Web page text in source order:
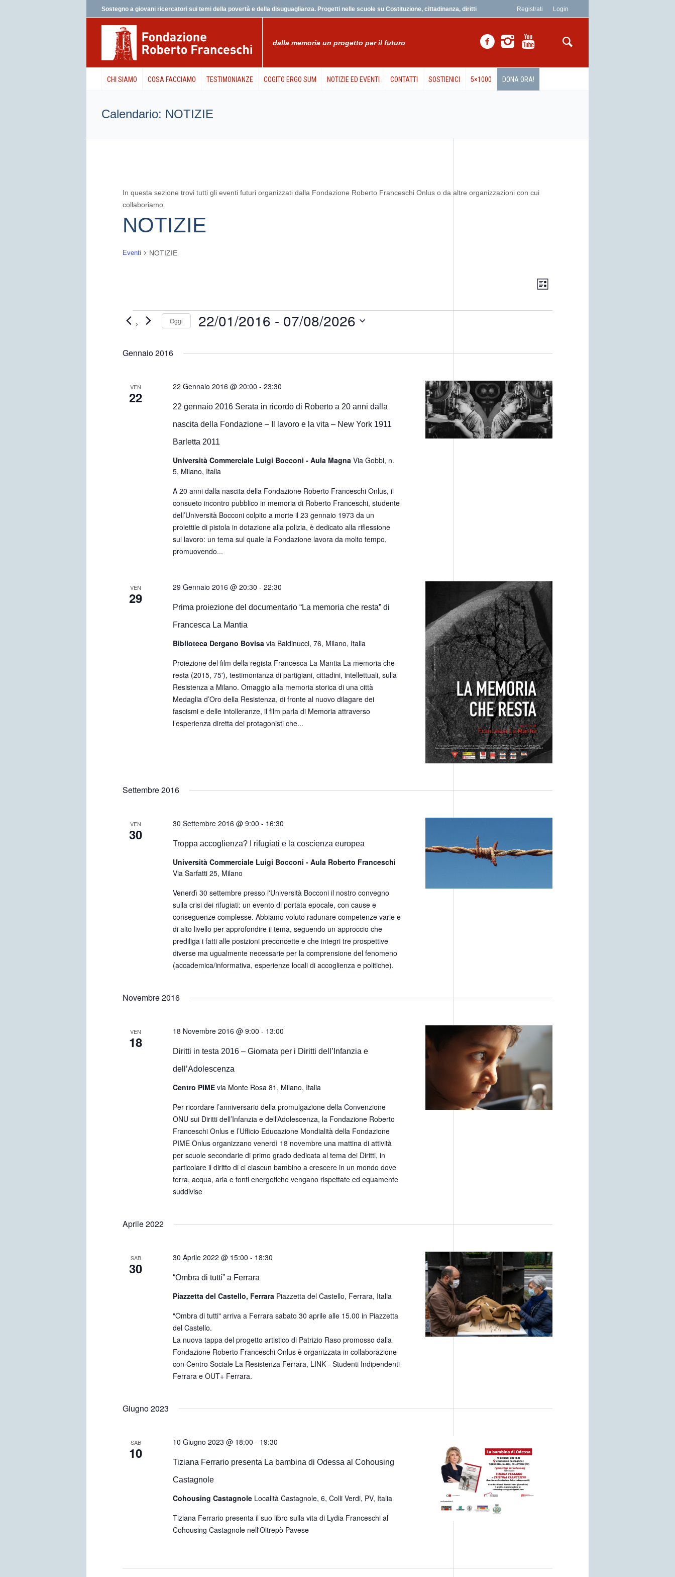
Registrati Login
Sostegno a giovani ricercatori sui temi della povertà e della disuguaglianza. Progetti nelle scuole su Costituzione, cittadinanza, diritti
dalla memoria un progetto per il futuro
CHI SIAMO COSA FACCIAMO TESTIMONIANZE COGITO ERGO SUM NOTIZIE ED EVENTI CONTATTI SOSTIENICI 5×1000 DONA ORA!
Calendario: NOTIZIE
In questa sezione trovi tutti gli eventi futuri organizzati dalla Fondazione Roberto Franceschi Onlus o da altre organizzazioni con cui
collaboriamo.
NOTIZIE
Eventi NOTIZIE
VisteEvento
Navigazione
Lista
Eventi Oggi 22/01/2016 - 07/08/2026
data.
Gennaio 2016
VEN
22
22 gennaio 2016 Serata in ricordo di Roberto a 20 anni dalla
nascita della Fondazione – Il lavoro e la vita – New York 1911
Barletta 2011
22 Gennaio 2016 @ 20:00 -23:30
Università Commerciale Luigi Bocconi - Aula MagnaVia Gobbi, n.
5, Milano, Italia
A 20 anni dalla nascita della Fondazione Roberto Franceschi Onlus, il
consueto incontro pubblico in memoria di Roberto Franceschi, studente
dell’Università Bocconi colpito a morte il 23 gennaio 1973 da un
proiettile di pistola in dotazione alla polizia, è dedicato alla riflessione
sul lavoro: un tema sul quale la Fondazione lavora da molto tempo,
promuovendo...
VEN
29
Prima proiezione del documentario “La memoria che resta” di
Francesca La Mantia
29 Gennaio 2016 @ 20:30 -22:30
Biblioteca Dergano Bovisavia Baldinucci, 76, Milano, Italia
Proiezione del film della regista Francesca La Mantia La memoria che
resta (2015, 75'), testimonianza di partigiani, cittadini, intellettuali, sulla
Resistenza a Milano. Omaggio alla memoria storica di una città
Medaglia d’Oro della Resistenza, di fronte al nuovo dilagare dei
fascismi e delle intolleranze, il film parla di Memoria attraverso
l’esperienza diretta dei protagonisti che...
Settembre 2016
VEN
30
Troppa accoglienza? I rifugiati e la coscienza europea
30 Settembre 2016 @ 9:00 - 16:30
Università Commerciale Luigi Bocconi - Aula Roberto Franceschi
Via Sarfatti 25, Milano
Venerdì 30 settembre presso l'Università Bocconi il nostro convegno
sulla crisi dei rifugiati: un evento di portata epocale, con cause e
conseguenze complesse. Abbiamo voluto radunare competenze varie e
di alto livello per approfondire il tema, seguendo un approccio che
prediliga i fatti alle posizioni preconcette e che integri tre prospettive
diverse ma ugualmente necessarie per la comprensione del fenomeno
(accademica/informativa, esperienze locali di accoglienza e politiche).
Novembre 2016
VEN
18
Diritti in testa 2016 – Giornata per i Diritti dell’Infanzia e
dell’Adolescenza
18 Novembre 2016 @ 9:00 - 13:00
Centro PIMEvia Monte Rosa 81, Milano, Italia
Per ricordare l’anniversario della promulgazione della Convenzione
ONU sui Diritti dell’Infanzia e dell’Adolescenza, la Fondazione Roberto
Franceschi Onlus e l’Ufficio Educazione Mondialità della Fondazione
PIME Onlus organizzano venerdì 18 novembre una mattina di attività
per scuole secondarie di primo grado dedicata al tema dei Diritti, in
particolare il diritto di ci ciascun bambino a crescere in un mondo dove
terra, acqua, aria e fonti energetiche vengano rispettate ed equamente
suddivise
Aprile 2022
SAB
30
“Ombra di tutti” a Ferrara
30 Aprile 2022 @ 15:00 - 18:30
Piazzetta del Castello, Ferrara Piazzetta del Castello, Ferrara, Italia
"Ombra di tutti" arriva a Ferrara sabato 30 aprile alle 15.00 in Piazzetta
del Castello.
La nuova tappa del progetto artistico di Patrizio Raso promosso dalla
Fondazione Roberto Franceschi Onlus è organizzata in collaborazione
con Centro Sociale La Resistenza Ferrara, LINK - Studenti Indipendenti
Ferrara e OUT+ Ferrara.
Giugno 2023
SAB
10
Tiziana Ferrario presenta La bambina di Odessa al Cohousing
Castagnole
10 Giugno 2023 @ 18:00 - 19:30
Cohousing Castagnole Località Castagnole, 6, Colli Verdi, PV, Italia
Tiziana Ferrario presenta il suo libro sulla vita di Lydia Franceschi al
Cohousing Castagnole nell'Oltrepò Pavese